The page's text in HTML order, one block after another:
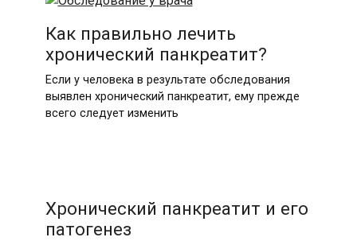
Как правильно лечить
хронический панкреатит?
Если у человека в результате обследования
выявлен хронический панкреатит, ему прежде
всего следует изменить
Хронический панкреатит и его
патогенез